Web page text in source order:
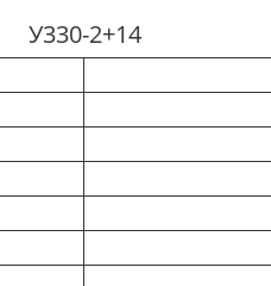
У330-2+14